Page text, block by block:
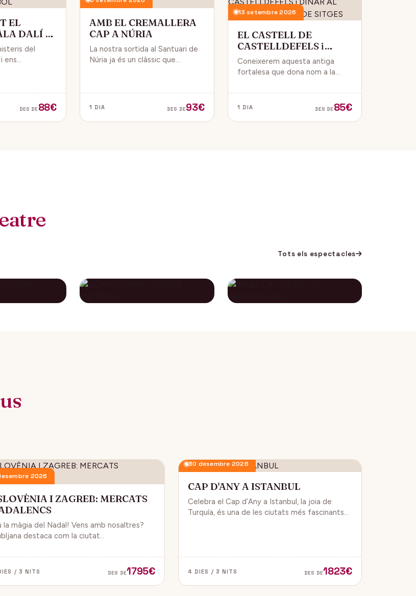
EL
DALÍ A
del
ens
DES DE 88€
AMB EL CREMALLERA
CAP A NÚRIA
La nostra sortida al Santuari de
Núria ja és un clàssic que
veurem des del Cremallera.
1 DIA DES DE93€
13 setembre 2026
EL CASTELL DE
CASTELLDEFELS i
DINAR AL PASSEIG
MARITIM DE SITGES
Coneixerem aquesta antiga
fortalesa que dona nom a la
un punt estratègic amb vistes al
mar Mediterrani.
1 DIA DES DE 85€
Tots els espectacles
2026
I ZAGREB: MERCATS
la màgia del Nadal! Vens amb nosaltres?
destaca com la ciutat
com una de les millors
nadalenques d’Europa.
/ 3 NITS DES DE1795€
30 desembre 2026
CAP D'ANY A ISTANBUL
Celebra el Cap d’Any a Istanbul, la joia de
Turquía, és una de les ciutats més fascinants
4 DIES / 3 NITS DES DE1823€